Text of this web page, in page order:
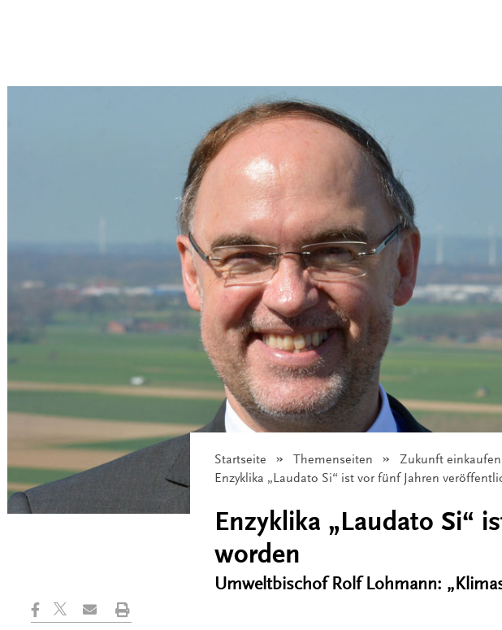
Startseite Themenseiten Zukunft einkaufen
Angezeigt:
Enzyklika „Laudato Si“ ist vor fünf Jahren
Enzyklika „Laudato Si“
worden
Umweltbischof Rolf Lohmann: